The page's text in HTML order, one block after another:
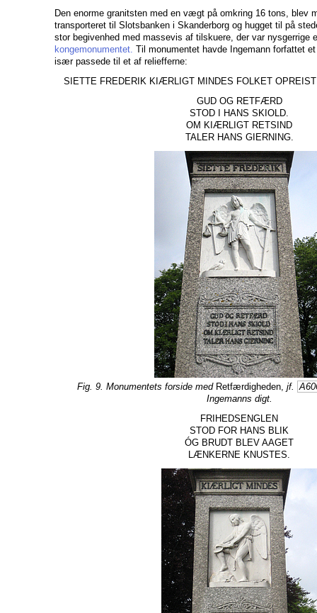
Den enorme granitsten med en vægt på omkring 16 tons, blev
transporteret til Slotsbanken i Skanderborg og hugget til på
stor begivenhed med massevis af tilskuere, der var nysgerrige
kongemonumentet. Til monumentet havde Ingemann forfattet
især passede til et af reliefferne:
SIETTE FREDERIK KIÆRLIGT MINDES FOLKET
GUD OG RETFÆRD
STOD I HANS SKIOLD.
OM KIÆRLIGT RETSIND
TALER HANS GIERNING.
Fig. 9. Monumentets forside medRetfærdigheden, jf.
Ingemanns digt.
FRIHEDSENGLEN
STOD FOR HANS BLIK
ÓG BRUDT BLEV AAGET
LÆNKERNE KNUSTES.